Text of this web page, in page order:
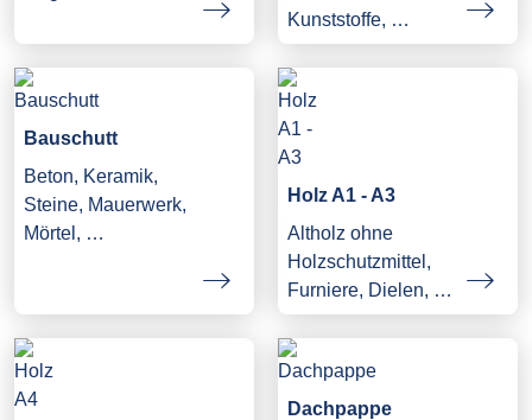
Kunststoffe, …
Bauschutt
Beton, Keramik,
Steine, Mauerwerk,
Mörtel, …
Holz A1 - A3
Altholz ohne
Holzschutzmittel,
Furniere, Dielen, …
Dachpappe